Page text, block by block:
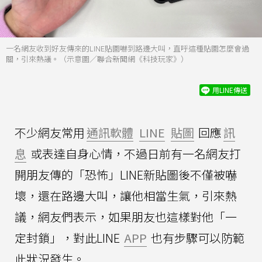
一名網友收到好友傳來的LINE貼圖嚇到路邊大叫，直呼這種貼圖怎麼會過
關，引來熱議。（示意圖／聯合新聞網《科技玩家》）
用LINE傳送
不少網友常用 通訊軟體 LINE 貼圖 回應訊
息 或表達自身心情，不過日前有一名網友打
開朋友傳的「恐怖」LINE新貼圖後不僅被嚇
壞，還在路邊大叫，讓他相當生氣，引來熱
議，網友們表示，如果朋友也這樣對他「一
定封鎖」，對此LINE APP 也有步驟可以防範